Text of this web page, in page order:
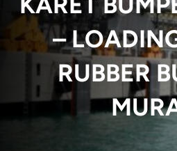
–
RUBBER